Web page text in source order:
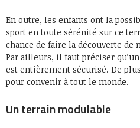
En outre, les enfants ont la
sport en toute sérénité sur ce
chance de faire la découverte de
Par ailleurs, il faut préciser
est entièrement sécurisé. De
pour convenir à tout le monde.
Un terrain modulable